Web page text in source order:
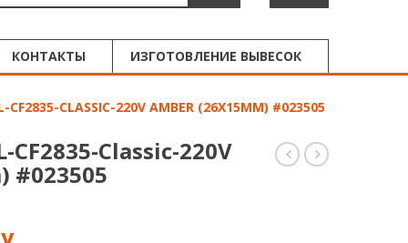
КОНТАКТЫ ИЗГОТОВЛЕНИЕ ВЫВЕСОК
CLASSIC-220V AMBER (26X15MM) #023505
неоннеон
Classic-220V
#023505